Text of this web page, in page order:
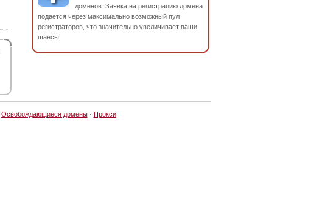
доменов. Заявка на регистрацию домена
подается через максимально возможный пул
регистраторов, что значительно увеличивает ваши
шансы.
Освобождающиеся домены· Прокси